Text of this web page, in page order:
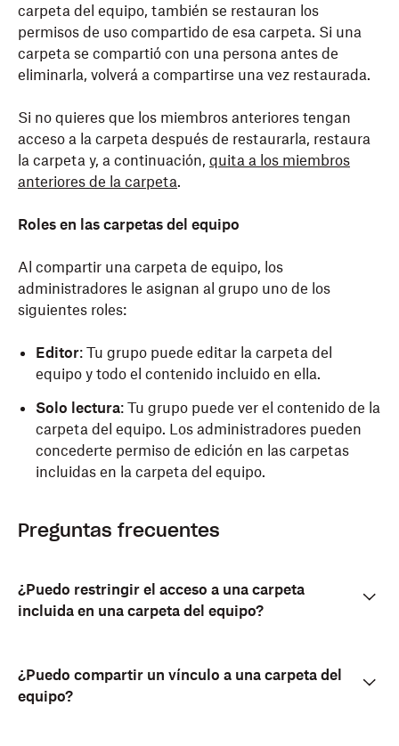
carpeta del equipo, también se restauran los
permisos de uso compartido de esa carpeta. Si una
carpeta se compartió con una persona antes de
eliminarla, volverá a compartirse una vez restaurada.
Si no quieres que los miembros anteriores tengan
acceso a la carpeta después de restaurarla, restaura
la carpeta y, a continuación, quita a los miembros
anteriores de la carpeta.
Roles en las carpetas del equipo
Al compartir una carpeta de equipo, los
administradores le asignan al grupo uno de los
siguientes roles:
Editor: Tu grupo puede editar la carpeta del
equipo y todo el contenido incluido en ella.
Solo lectura: Tu grupo puede ver el contenido de la
carpeta del equipo. Los administradores pueden
concederte permiso de edición en las carpetas
incluidas en la carpeta del equipo.
Preguntas frecuentes
¿Puedo restringir el acceso a una carpeta
incluida en una carpeta del equipo?
¿Puedo compartir un vínculo a una carpeta del
equipo?